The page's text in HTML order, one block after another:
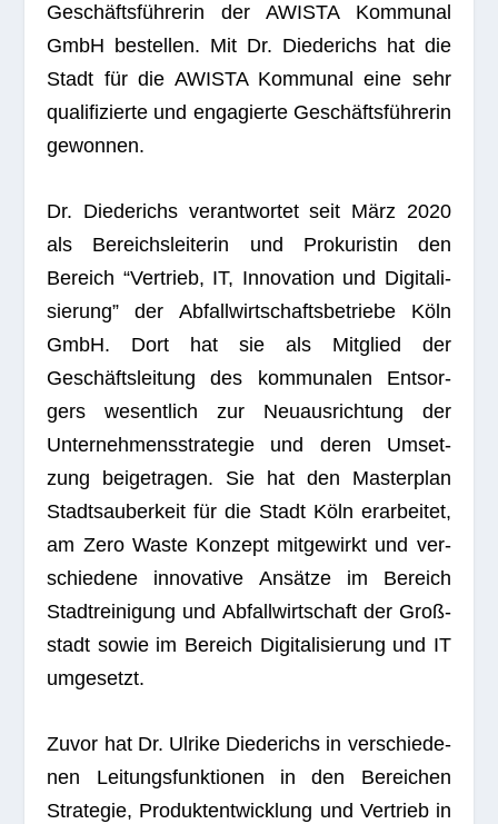
Geschäfts­füh­re­rin der AWISTA Kom­mu­nal
GmbH bestel­len. Mit Dr. Diede­richs hat die
Stadt für die AWISTA Kom­mu­nal eine sehr
qua­li­fi­zierte und enga­gierte Geschäfts­füh­re­rin
gewonnen.
Dr. Diede­richs ver­ant­wor­tet seit März 2020
als Bereichs­lei­te­rin und Pro­ku­ris­tin den
Bereich “Ver­trieb, IT, Inno­va­tion und Digi­ta­li­
sie­rung” der Abfall­wirt­schafts­be­triebe Köln
GmbH. Dort hat sie als Mit­glied der
Geschäfts­lei­tung des kom­mu­na­len Ent­sor­
gers wesent­lich zur Neu­aus­rich­tung der
Unter­neh­mens­stra­te­gie und deren Umset­
zung bei­getra­gen. Sie hat den Mas­ter­plan
Stadt­s­au­ber­keit für die Stadt Köln erar­bei­tet,
am Zero Waste Kon­zept mit­ge­wirkt und ver­
schie­dene inno­va­tive Ansätze im Bereich
Stadt­rei­ni­gung und Abfall­wirt­schaft der Groß­
stadt sowie im Bereich Digi­ta­li­sie­rung und IT
umgesetzt.
Zuvor hat Dr. Ulrike Diede­richs in ver­schie­de­
nen Lei­tungs­funk­tio­nen in den Berei­chen
Stra­te­gie, Pro­dukt­ent­wick­lung und Ver­trieb in